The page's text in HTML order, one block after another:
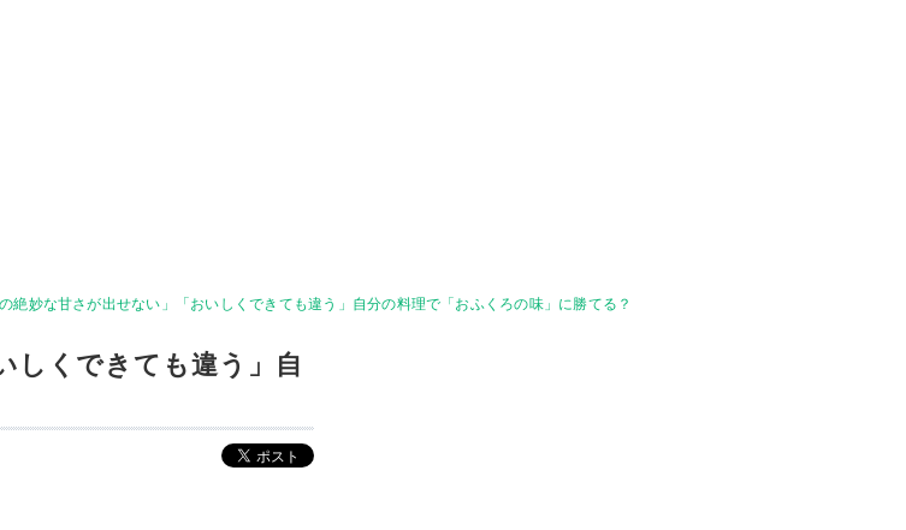
の絶妙な甘さが出せない」「おいしくできても違う」自分の料理で「おふくろの味」に勝てる？
しくできても違う」自